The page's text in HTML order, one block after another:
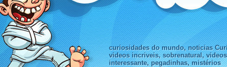
curiosidades do mundo, noticias
videos incriveis, sobrenatural,
interessante, pegadinhas, mistérios